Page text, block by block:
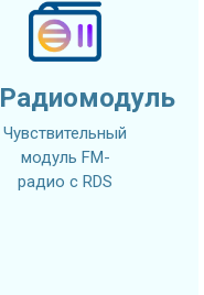
Радиомодуль
Чувствительный
модуль FM-
радио с RDS